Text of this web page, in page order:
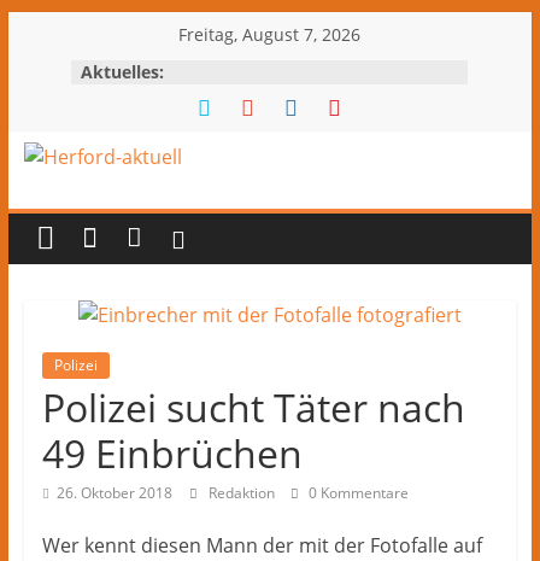
springen
Freitag, August 7, 2026
Aktuelles:
Herford-
aktuell
Nachrichten
Kultur
aus
Herford
und
dem
Herford
Polizei
Polizei sucht Täter nach
49 Einbrüchen
26. Oktober 2018 Redaktion 0 Kommentare
Wer kennt diesen Mann der mit der Fotofalle auf